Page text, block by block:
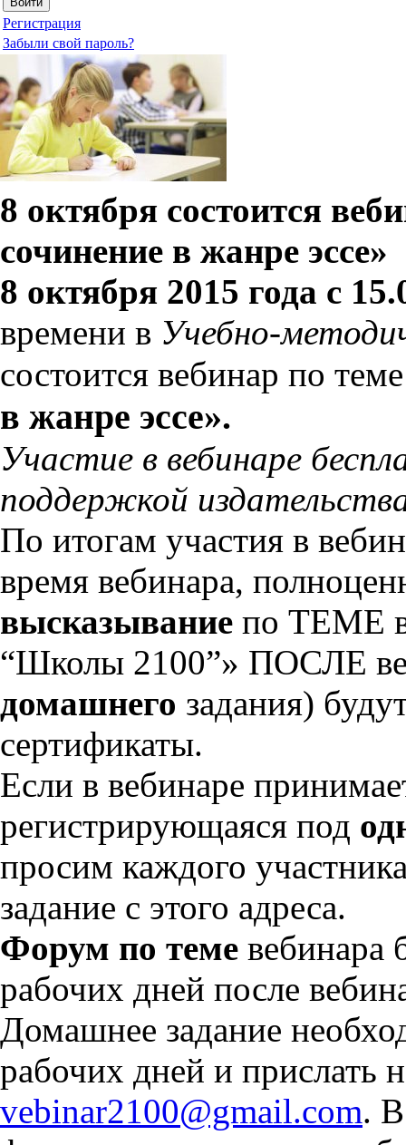
Регистрация
Забыли свой пароль?
8 октября состоится
сочинение в жанре эссе»
8 октября 2015 года с
времени в Учебно-
состоится вебинар по
в жанре эссе».
Участие в вебинаре
поддержкой
По итогам участия в
время вебинара,
высказывание по ТЕМЕ
“Школы 2100”» ПОСЛЕ
домашнего задания)
сертификаты.
Если в вебинаре
регистрирующаяся под
просим каждого
задание с этого адреса.
Форум по теме вебинара
рабочих дней после
Домашнее задание
рабочих дней и прислать
vebinar2100@gmail.com.